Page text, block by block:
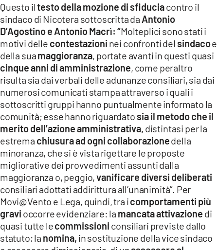
Questo iltesto della mozione di sfiduciacontro il
sindaco di Nicotera sottoscritta da Antonio
D’Agostino e Antonio Macrì: “Molteplici sono stati i
motivi delle contestazioni nei confronti del sindacoe
della suamaggioranza, portate avanti in questi quasi
cinque anni di amministrazione, come peraltro
risulta sia dai verbali delle adunanze consiliari, sia dai
numerosi comunicati stampa attraverso i quali i
sottoscritti gruppi hanno puntualmente informato la
comunità; esse hanno riguardato sia il metodo che il
merito dell’azione amministrativa, distintasi per la
estrema chiusura ad ogni collaborazionedella
minoranza, che si è vista rigettare le proposte
migliorative dei provvedimenti assunti dalla
maggioranza o, peggio,vanificare diversi deliberati
consiliari adottati addirittura all’unanimità”. Per
Movi@Vento e Lega, quindi, tra icomportamenti più
gravi occorre evidenziare: la mancata attivazione di
quasi tutte lecommissioni consiliari previste dallo
statuto; la nomina, in sostituzione della vice sindaco